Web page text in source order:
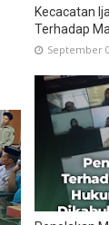
Kecacatan
Terhadap
September